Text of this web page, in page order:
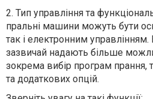
2. Тип управління та
пральні машини можуть бути
так і електронним управлінням.
зазвичай надають більше
зокрема вибір програм
та додаткових опцій.